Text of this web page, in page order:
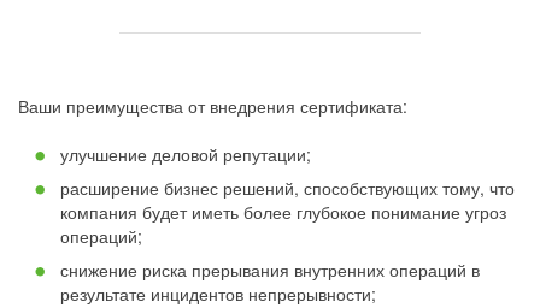
Ваши преимущества от внедрения сертификата:
улучшение деловой репутации;
расширение бизнес решений, способствующих тому, что
компания будет иметь более глубокое понимание угроз
операций;
снижение риска прерывания внутренних операций в
результате инцидентов непрерывности;